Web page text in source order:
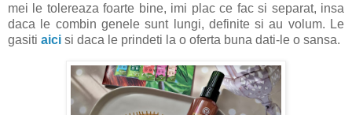
mei le tolereaza foarte bine, imi plac ce fac si separat, insa
daca le combin genele sunt lungi, definite si au volum. Le
gasiti aici si daca le prindeti la o oferta buna dati-le o sansa.